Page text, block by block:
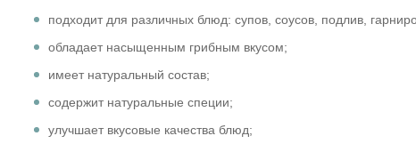
подходит для различных блюд: супов, соусов, подлив,
обладает насыщенным грибным вкусом;
имеет натуральный состав;
содержит натуральные специи;
улучшает вкусовые качества блюд;